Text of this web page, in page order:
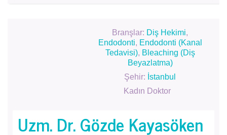
Branşlar: Diş Hekimi,
Endodonti, Endodonti (Kanal
Tedavisi), Bleaching (Diş
Beyazlatma)
Şehir: İstanbul
Kadın Doktor
Uzm. Dr. Gözde Kayasöken